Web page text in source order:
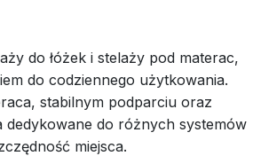
do łóżek i stelaży pod materac,
do codziennego użytkowania.
stabilnym podparciu oraz
dedykowane do różnych systemów
miejsca.